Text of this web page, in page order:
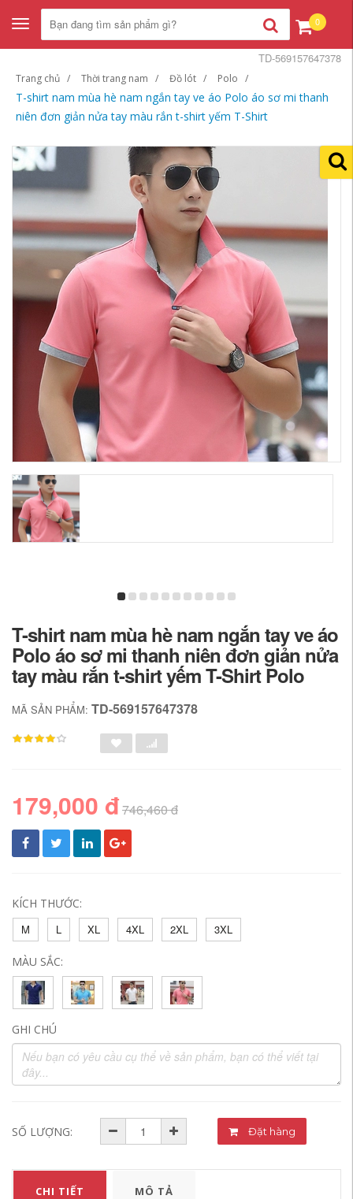
Toggle
navigation
0
Trang chủ Thời trang nam Đồ lót Polo
T-shirt nam mùa hè nam ngắn tay ve áo Polo áo sơ mi thanh
niên đơn giản nửa tay màu rắn t-shirt yếm T-Shirt
TD-569157647378
T-shirt nam mùa hè nam ngắn tay ve áo
Polo áo sơ mi thanh niên đơn giản nửa
tay màu rắn t-shirt yếm T-Shirt Polo
MÃ SẢN PHẨM: TD-569157647378
179,000 đ746,460 đ
KÍCH THƯỚC:
M
L XL 4XL 2XL 3XL
MÀU SẮC:
GHI CHÚ
SỐ LƯỢNG: Đặt hàng
CHI TIẾT MÔ TẢ